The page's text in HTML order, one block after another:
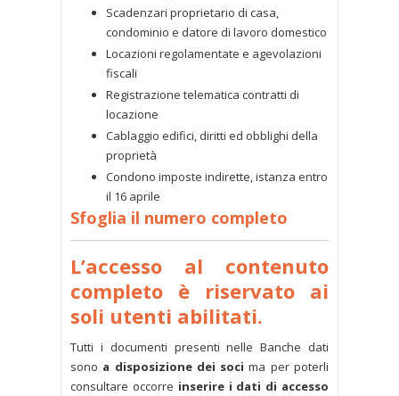
Scadenzari proprietario di casa,
condominio e datore di lavoro domestico
Locazioni regolamentate e agevolazioni
fiscali
Registrazione telematica contratti di
locazione
Cablaggio edifici, diritti ed obblighi della
proprietà
Condono imposte indirette, istanza entro
il 16 aprile
Sfoglia il numero completo
L’accesso al contenuto
completo è riservato ai
soli utenti abilitati.
Tutti i documenti presenti nelle Banche dati
sono a disposizione dei soci ma per poterli
consultare occorre inserire i dati di accesso